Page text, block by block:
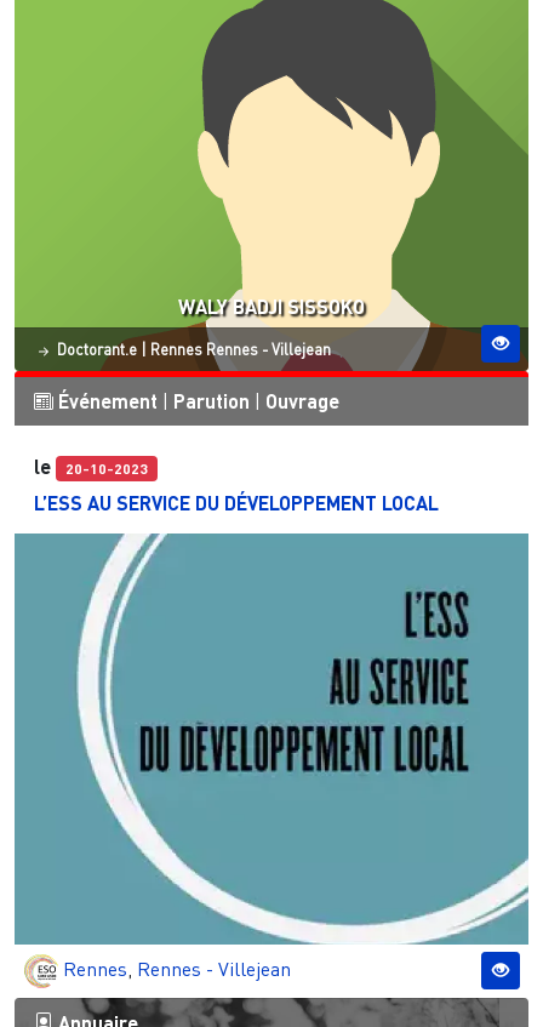
WALY BADJI SISSOKO
Statut
Doctorant.e Site ESO
Rennes Rennes - Villejean
Événement Parution Ouvrage
le 20-10-2023
L’ESS AU SERVICE DU DÉVELOPPEMENT LOCAL
Rennes Rennes - Villejean